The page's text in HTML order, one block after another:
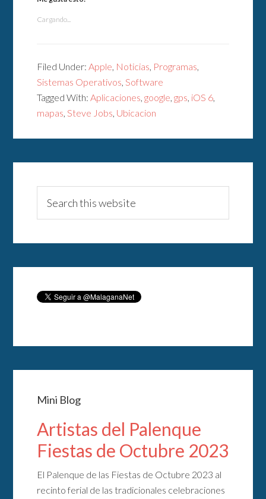
Cargando...
Filed Under:Apple, Noticias, Programas,
Sistemas Operativos,Software
Tagged With:Aplicaciones,google,gps, iOS 6,
mapas,Steve Jobs, Ubicacion
Mini Blog
Artistas del Palenque
Fiestas de Octubre 2023
El Palenque de las Fiestas de Octubre 2023 al
recinto ferial de las tradicionales celebraciones